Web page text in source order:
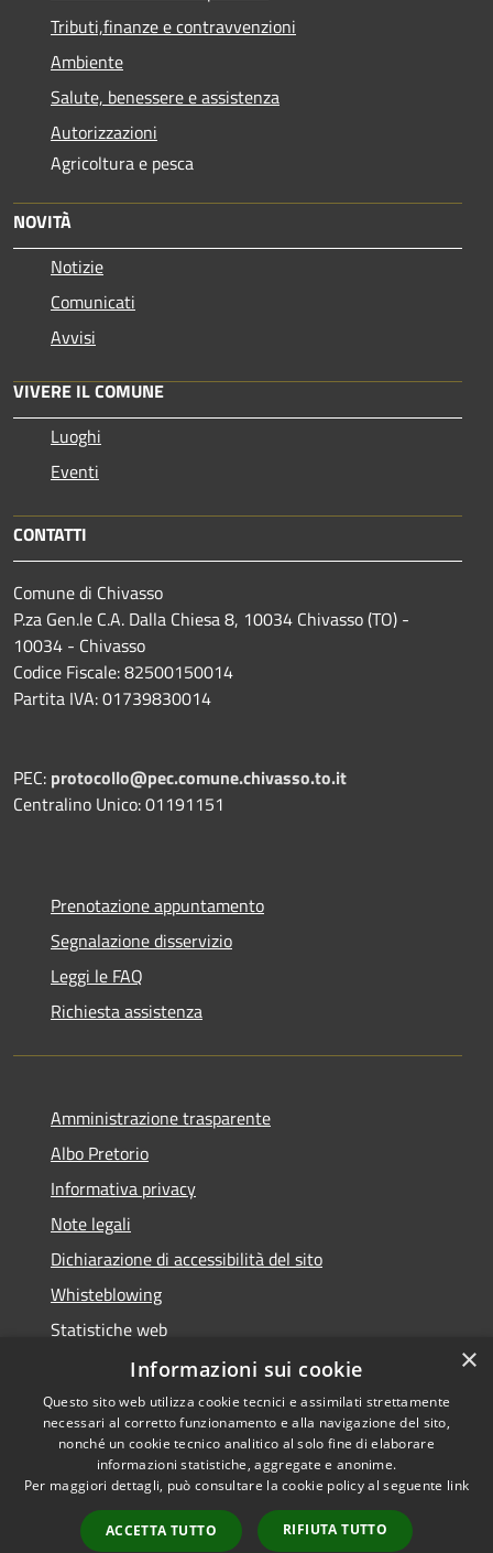
Tributi,finanze e contravvenzioni
Ambiente
Salute, benessere e assistenza
Autorizzazioni
Agricoltura e pesca
NOVITÀ
Notizie
Comunicati
Avvisi
VIVERE IL COMUNE
Luoghi
Eventi
CONTATTI
Comune di Chivasso
P.za Gen.le C.A. Dalla Chiesa 8, 10034 Chivasso (TO) -
10034 - Chivasso
Codice Fiscale: 82500150014
Partita IVA: 01739830014
PEC: protocollo@pec.comune.chivasso.to.it
Centralino Unico: 01191151
Prenotazione appuntamento
Segnalazione disservizio
Leggi le FAQ
Richiesta assistenza
Amministrazione trasparente
Albo Pretorio
Informativa privacy
Note legali
Dichiarazione di accessibilità del sito
Whisteblowing
Statistiche web
Segnalazioni di non conformità
RSS
Accessibility
Copyright © 2026 • Town of •
Municipium
Admin access
×
Informazioni sui cookie
Questo sito web utilizza cookie tecnici e assimilati strettamente
necessari al corretto funzionamento e alla navigazione del sito,
nonché un cookie tecnico analitico al solo fine di elaborare
informazioni statistiche, aggregate e anonime.
Per maggiori dettagli, può consultare la cookie policy al seguente link
ACCETTA TUTTO RIFIUTA TUTTO